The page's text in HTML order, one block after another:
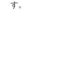
す。